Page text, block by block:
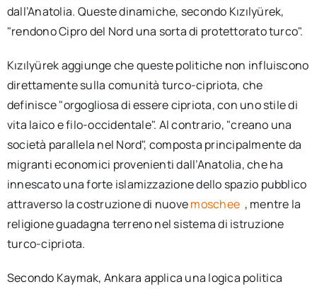
dall’Anatolia. Queste dinamiche, secondo Kızılyürek,
"rendono Cipro del Nord una sorta di protettorato turco".
Kızılyürek aggiunge che queste politiche non influiscono
direttamente sulla comunità turco-cipriota, che
definisce "orgogliosa di essere cipriota, con uno stile di
vita laico e filo-occidentale". Al contrario, "creano una
società parallela nel Nord", composta principalmente da
migranti economici provenienti dall’Anatolia, che ha
innescato una forte islamizzazione dello spazio pubblico
attraverso la costruzione di nuovemoschee , mentre la
religione guadagna terreno nel sistema di istruzione
turco-cipriota.
Secondo Kaymak, Ankara applica una logica politica